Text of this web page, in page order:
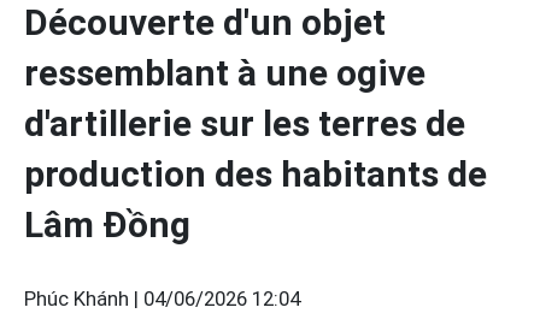
Découverte d'un objet
ressemblant à une ogive
d'artillerie sur les terres de
production des habitants de
Lâm Đồng
Phúc Khánh | 04/06/2026 12:04